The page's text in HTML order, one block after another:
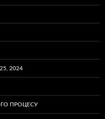
2024
ПРОЦЕСУ